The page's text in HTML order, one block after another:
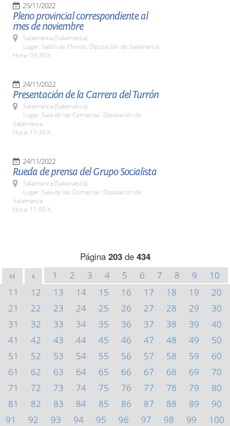
25/11/2022
Pleno provincial correspondiente al
mes de noviembre
Salamanca (Salamanca)
Lugar: Salón de Plenos. Diputación de Salamanca
Hora: 09:30 h.
24/11/2022
Presentación de la Carrera del Turrón
Salamanca (Salamanca)
Lugar: Sala de las Comarcas. Diputación de
Salamanca
Hora: 11:30 h.
24/11/2022
Rueda de prensa del Grupo Socialista
Salamanca (Salamanca)
Lugar: Sala de las Comarcas. Diputación de
Salamanca
Hora: 11:00 h.
Página 203de 434
<< < 1 2 3 4 5 6 7 8 9
10
11
12 13 14 15 16 17 18 19
20
21
22 23 24 25 26 27 28 29
30
31
32 33 34 35 36 37 38 39
40
41
42 43 44 45 46 47 48 49
50
51
52 53 54 55 56 57 58 59
60
61
62 63 64 65 66 67 68 69
70
71
72 73 74 75 76 77 78 79
80
81
82 83 84 85 86 87 88 89
90
91
92 93 94 95 96 97 98 99
100